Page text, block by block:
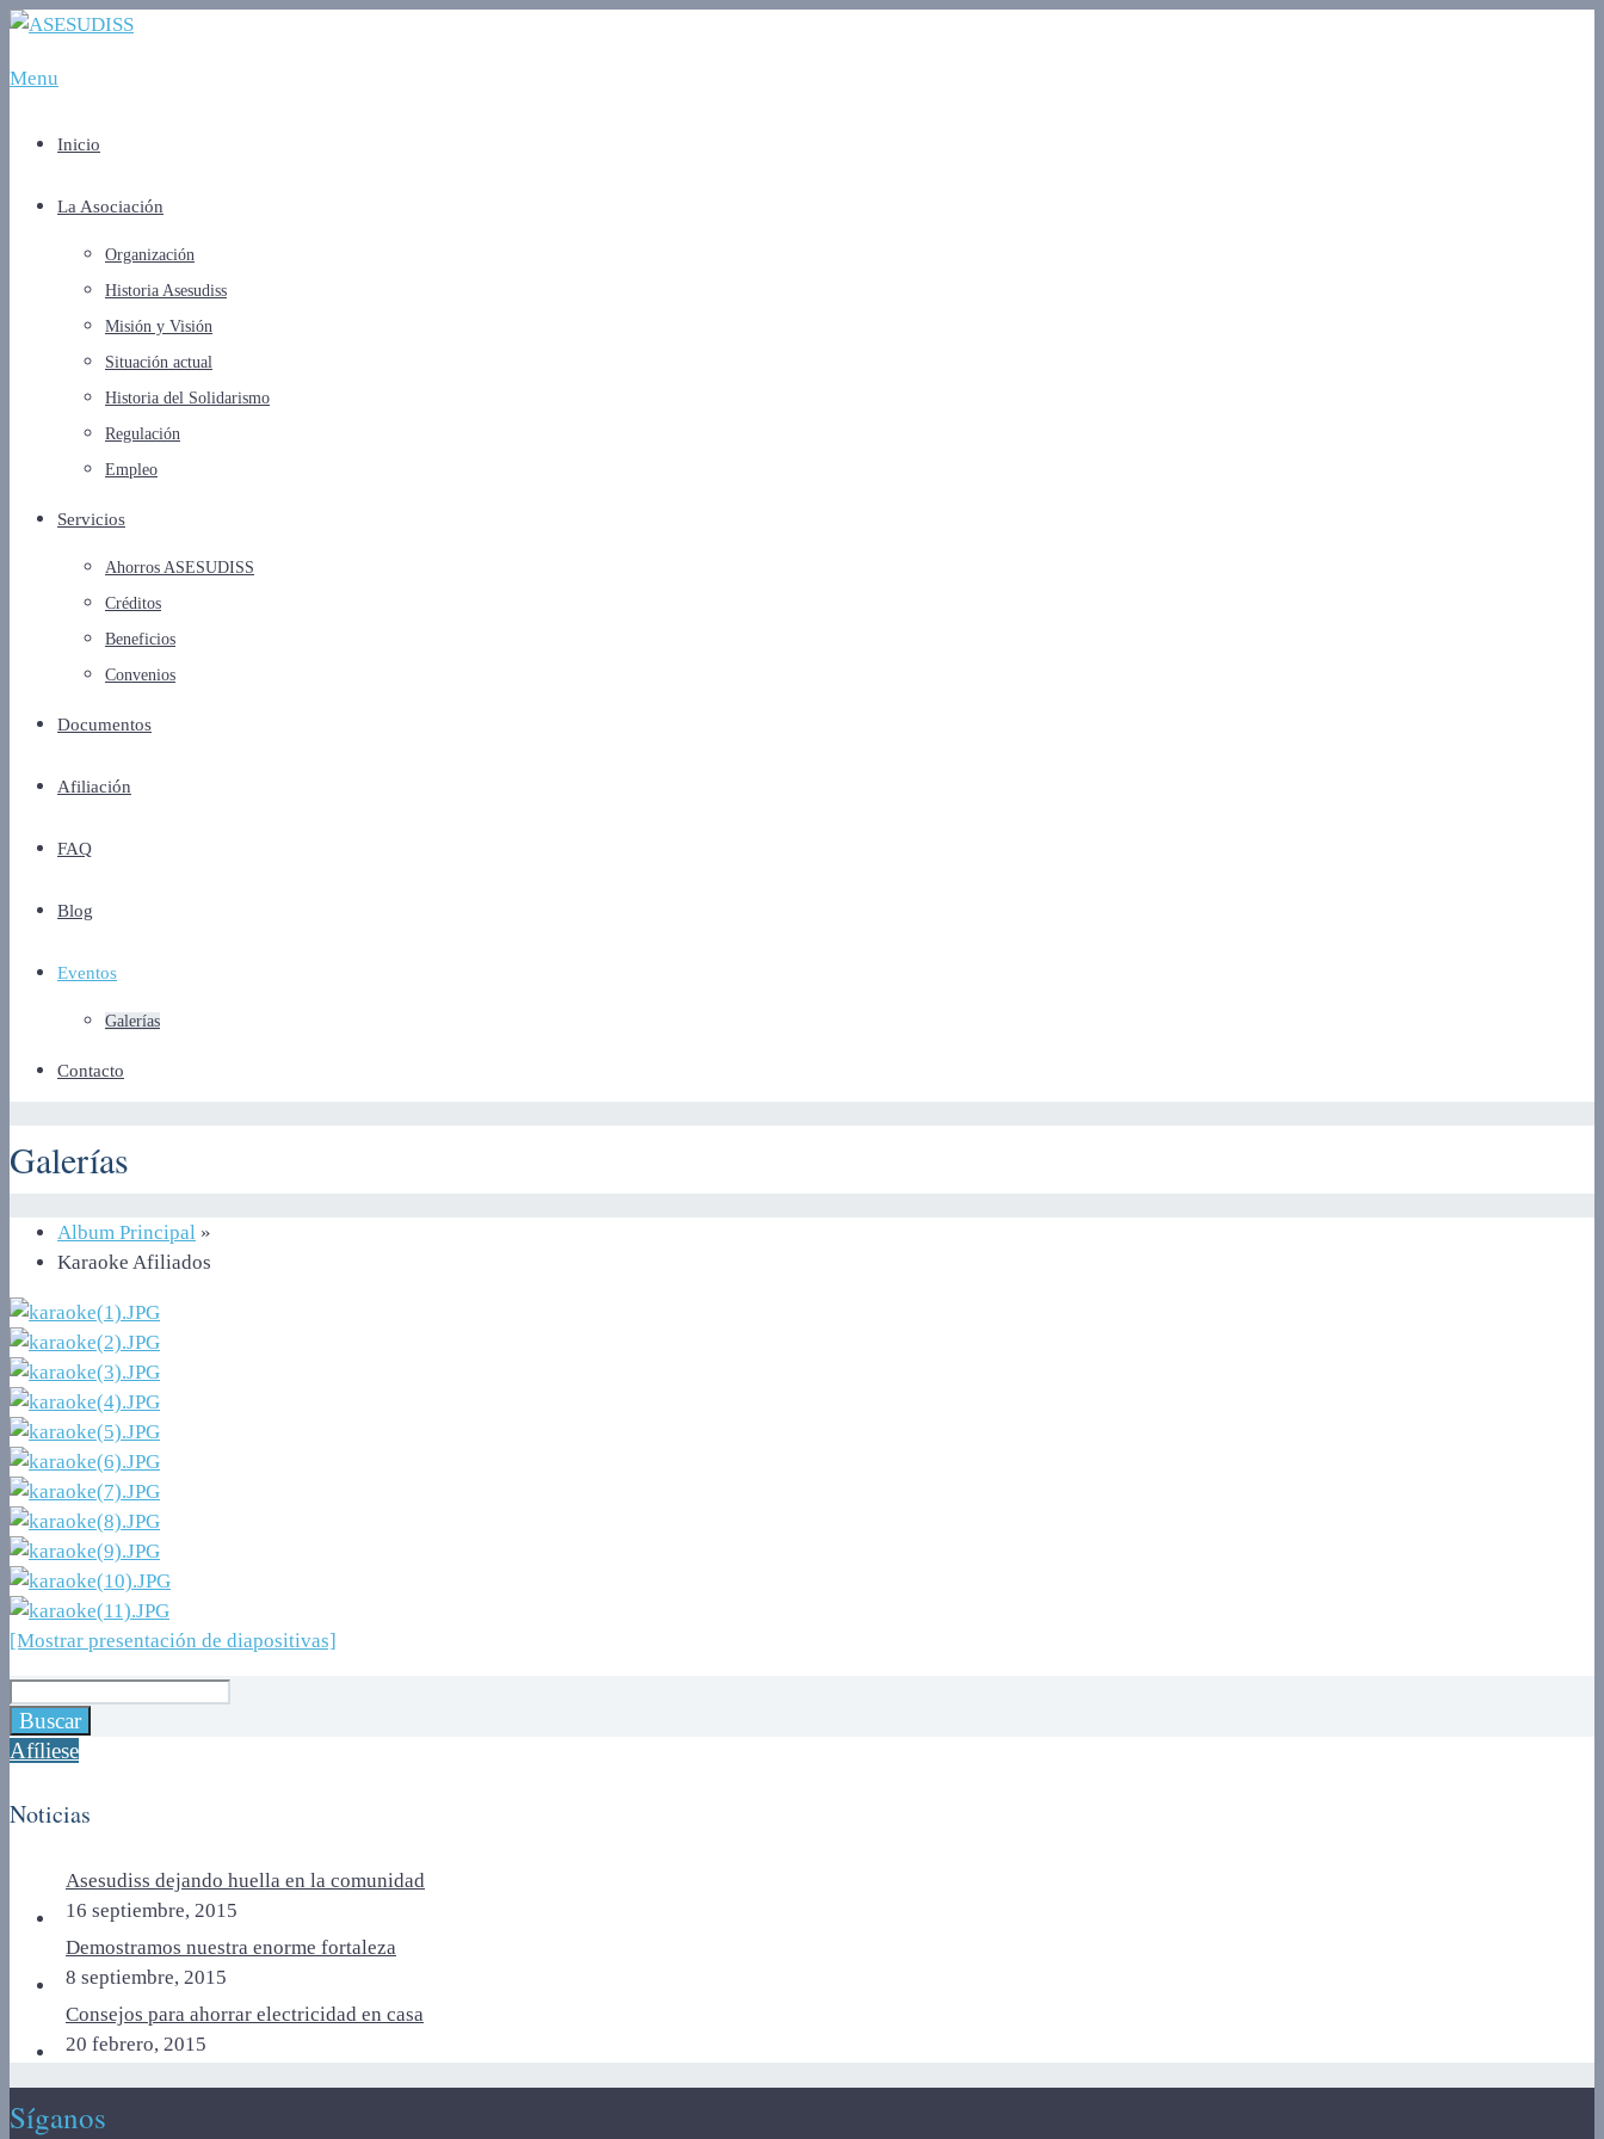
Menu
Inicio
La Asociación
Organización
Historia Asesudiss
Misión y Visión
Situación actual
Historia del Solidarismo
Regulación
Empleo
Servicios
Ahorros ASESUDISS
Créditos
Beneficios
Convenios
Documentos
Afiliación
FAQ
Blog
Eventos
Galerías
Contacto
Galerías
Album Principal »
Karaoke Afiliados
[Mostrar presentación de diapositivas]
Afíliese
Noticias
Asesudiss dejando huella en la comunidad
16 septiembre, 2015
Demostramos nuestra enorme fortaleza
8 septiembre, 2015
Consejos para ahorrar electricidad en casa
20 febrero, 2015
Síganos